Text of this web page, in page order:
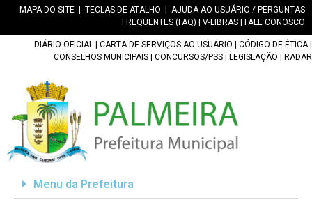
MAPA DO SITE TECLAS DE ATALHO
AJUDA AO USUÁRIO / PERGUNTAS
FREQUENTES (FAQ)
V-LIBRAS FALE CONOSCO
DIÁRIO OFICIAL CARTA DE SERVIÇOS AO USUÁRIO CÓDIGO DE ÉTICA|
CONSELHOS MUNICIPAIS
CONCURSOS/PSS LEGISLAÇÃO RADAR
Menu da Prefeitura